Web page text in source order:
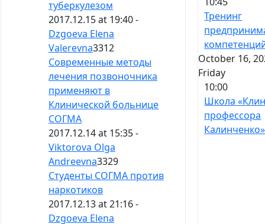
туберкулезом
2017.12.15 at 19:40 -
Dzgoeva Elena
Valerevna3312
Современные методы
лечения позвоночника
применяют в
Клинической больнице
СОГМА
2017.12.14 at 15:35 -
Viktorova Olga
Andreevna3329
Студенты СОГМА против
наркотиков
2017.12.13 at 21:16 -
Dzgoeva Elena
Тренинг
October 16,
Friday
10:00
Школа
профессора
Калинченко»